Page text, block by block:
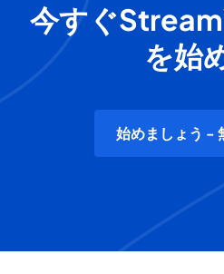
今すぐ
を始
始めましょう -